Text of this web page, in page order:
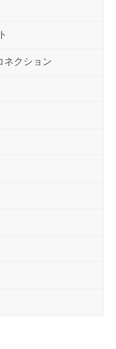
ネクション